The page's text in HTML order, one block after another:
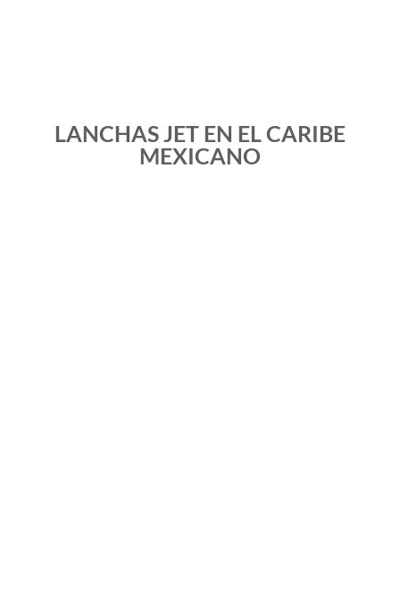
LANCHAS JET EN EL CARIBE
MEXICANO